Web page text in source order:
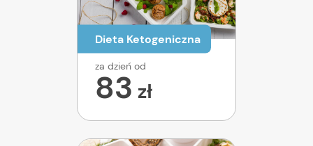
Dieta Ketogeniczna
za dzień od
83 zł